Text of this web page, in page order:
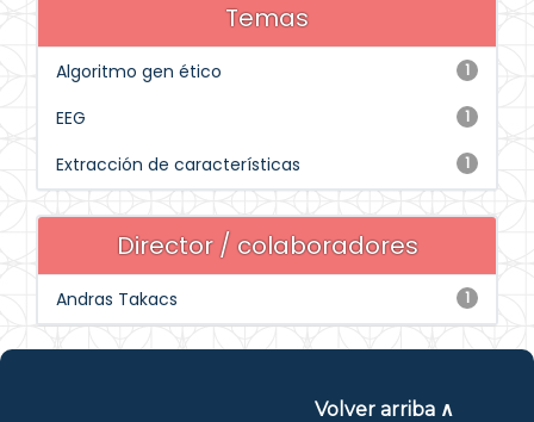
Temas
1
Algoritmo gen ético
1
EEG
1
Extracción de características
Director / colaboradores
1
Andras Takacs
Volver arriba ∧